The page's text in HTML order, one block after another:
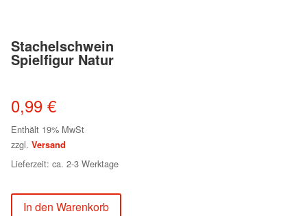
Stachelschwein
Spielfigur Natur
0,99 €
Enthält 19% MwSt
zzgl. Versand
Lieferzeit: ca. 2-3 Werktage
In den Warenkorb